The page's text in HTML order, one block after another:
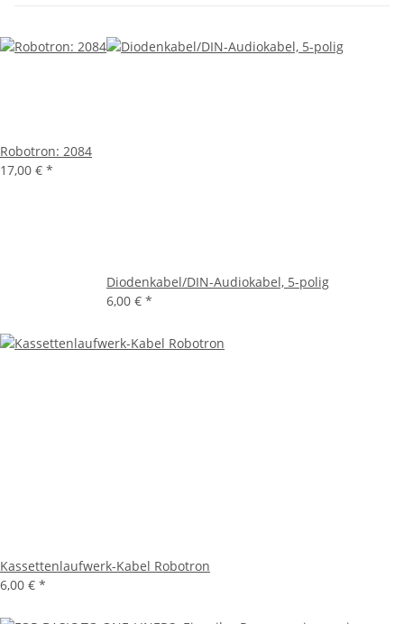
Robotron: 2084
17,00 € *
Diodenkabel/DIN-Audiokabel, 5-polig
6,00 € *
Kassettenlaufwerk-Kabel Robotron
6,00 € *